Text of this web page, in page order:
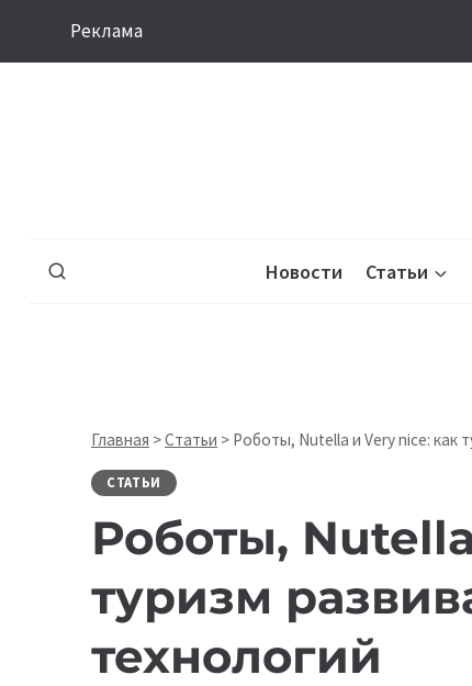
Реклама
Новости Статьи
Главная >Статьи > Роботы, Nutella и Very nice: как
СТАТЬИ
Роботы,
туризм
технологий